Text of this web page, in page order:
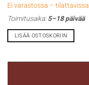
Ei varastossa – tilattavissa
Toimitusaika:5–18 päivää
LISÄÄ OSTOSKORIIN